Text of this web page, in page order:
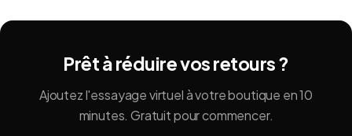
Prêt à réduire vos retours ?
Ajoutez l'essayage virtuel à votre boutique en 10
minutes. Gratuit pour commencer.